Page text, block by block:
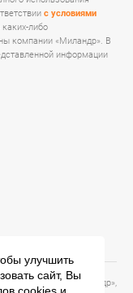
с условиями
каких-либо
компании «Миландр». В
информации
ЦП ИС АО «ПКК Миландр»,
улучшить
сайт, Вы